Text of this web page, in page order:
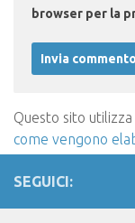
browser per la
Questo sito
come vengono
SEGUICI: